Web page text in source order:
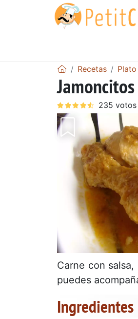
Recetas Plato
Carne con
puedes
Ingredientes